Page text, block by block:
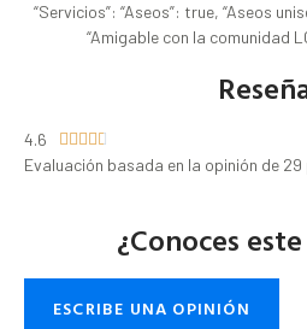
“Servicios”: “Aseos”: true, “Aseos
“Amigable con la comunidad
4.6     
Evaluación basada en la opinión de
¿Conoces
ESCRIBE UNA OPINIÓN